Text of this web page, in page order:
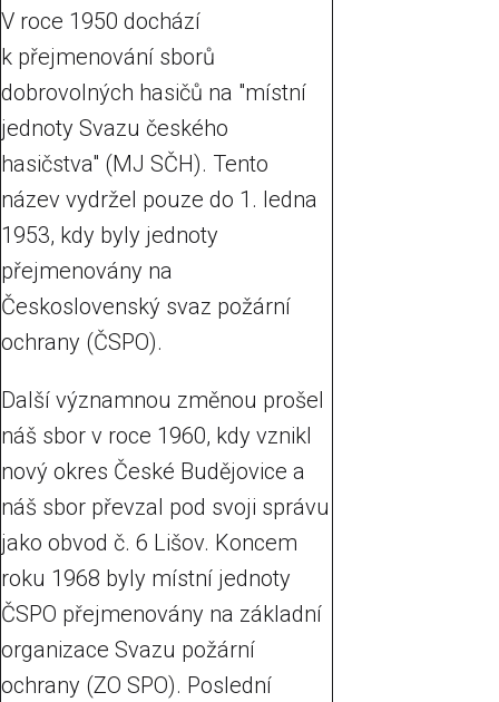
V roce 1950 dochází
k přejmenování sborů
dobrovolných hasičů na "místní
jednoty Svazu českého
hasičstva" (MJ SČH). Tento
název vydržel pouze do 1. ledna
1953, kdy byly jednoty
přejmenovány na
Československý svaz požární
ochrany (ČSPO).
Další významnou změnou prošel
náš sbor v roce 1960, kdy vznikl
nový okres České Budějovice a
náš sbor převzal pod svoji správu
jako obvod č. 6 Lišov. Koncem
roku 1968 byly místní jednoty
ČSPO přejmenovány na základní
organizace Svazu požární
ochrany (ZO SPO). Poslední